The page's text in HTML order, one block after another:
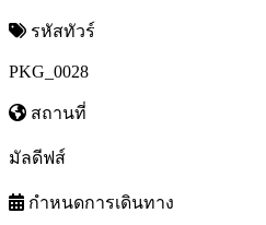
รหัสทัวร์
PKG_0028
สถานที่
มัลดีฟส์
กำหนดการเดินทาง